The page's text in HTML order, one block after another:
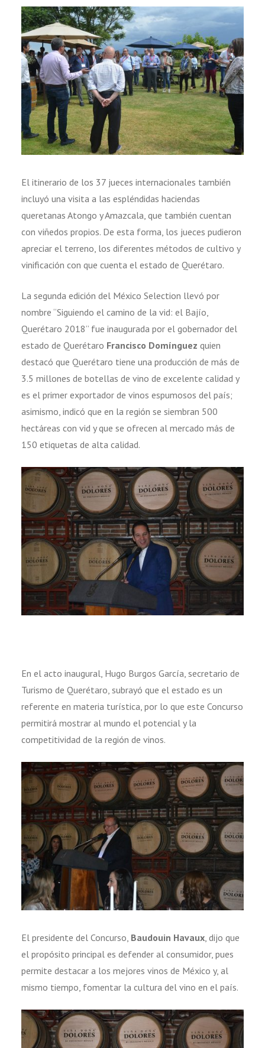
El itinerario de los 37 jueces internacionales también
incluyó una visita a las espléndidas haciendas
queretanas Atongo y Amazcala, que también cuentan
con viñedos propios. De esta forma, los jueces pudieron
apreciar el terreno, los diferentes métodos de cultivo y
vinificación con que cuenta el estado de Querétaro.
La segunda edición del México Selection llevó por
nombre “Siguiendo el camino de la vid: el Bajío,
Querétaro 2018” fue inaugurada por el gobernador del
estado de Querétaro Francisco Domínguez quien
destacó que Querétaro tiene una producción de más de
3.5 millones de botellas de vino de excelente calidad y
es el primer exportador de vinos espumosos del país;
asimismo, indicó que en la región se siembran 500
hectáreas con vid y que se ofrecen al mercado más de
150 etiquetas de alta calidad.
En el acto inaugural, Hugo Burgos García, secretario de
Turismo de Querétaro, subrayó que el estado es un
referente en materia turística, por lo que este Concurso
permitirá mostrar al mundo el potencial y la
competitividad de la región de vinos.
El presidente del Concurso, Baudouin Havaux, dijo que
el propósito principal es defender al consumidor, pues
permite destacar a los mejores vinos de México y, al
mismo tiempo, fomentar la cultura del vino en el país.